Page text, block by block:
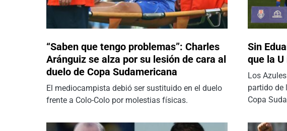
“Saben que tengo problemas”: Charles
Aránguiz se alza por su lesión de cara al
duelo de Copa Sudamericana
El mediocampista debió ser sustituido en el duelo
frente a Colo-Colo por molestias físicas.
Sin
que la
Los
partido de
Copa